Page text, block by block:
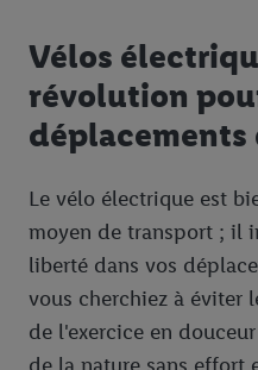
Vélos
révolution
Le vélo électrique est
moyen de transport ; il
liberté dans vos
vous cherchiez à éviter
de l'exercice en